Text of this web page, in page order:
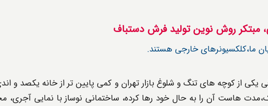
مبتکر روش نوین تولید فرش دستباف
ما،کلکسیونرهای خارجی هستند.
یکی از کوچه های تنگ و شلوغ بازار تهران و کمی پایین تر از خانه یکصد و
هاست آن را به حال خود رها کرده، ساختمانی نوساز با نمایی آجری،